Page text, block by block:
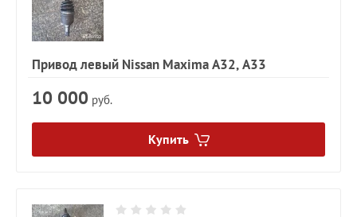
Привод левый Nissan Maxima A32, A33
10 000 руб.
Купить